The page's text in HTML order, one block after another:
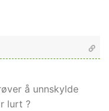
å unnskylde
lurt ?